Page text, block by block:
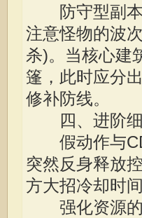
防守型副本
注意怪物的波
杀)。当核心建
篷，此时应分
修补防线。
四、进阶细
假动作与CD
突然反身释放
方大招冷却时
强化资源的